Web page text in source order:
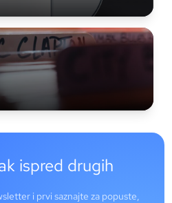
ispred drugih
i prvi saznajte za popuste,